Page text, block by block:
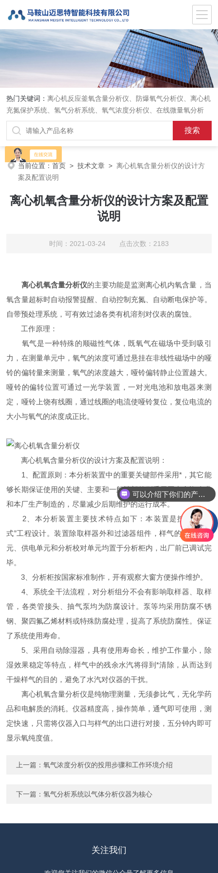
热门关键词：离心机反应釜氧含量分析仪、防爆氧气分析仪、离心机
充氮保护系统、氢气分析系统、氧气浓度分析仪、在线微量氧分析
仪、气体在线分析、在线氧含量分析仪、氧气氮气分析仪、
当前位置：首页 >技术文章 >离心机氧含量分析仪的设计方
案及配置说明
离心机氧含量分析仪的设计方案及配置
说明
时间：2021-03-24 点击次数：2183
离心机氧含量分析仪的主要功能是监测离心机内氧含量，当
氧含量超标时自动报警提醒、自动控制充氮、自动断电保护等。
自带预处理系统，可有效过滤各类有机溶剂对仪表的腐蚀。
工作原理：
氧气是一种特殊的顺磁性气体，既氧气在磁场中受到吸引
力，在测量单元中，氧气的浓度可通过悬挂在非线性磁场中的哑
铃的偏转量来测量，氧气的浓度越大，哑铃偏转静止位置越大。
哑铃的偏转位置可通过一光学装置，一对光电池和放电器来测
定，哑铃上饶有线圈，通过线圈的电流使哑铃复位，复位电流的
大小与氧气的浓度成正比。
离心机氧含量分析仪的设计方案及配置说明：
1、配置原则：本分析装置中的重要关键部件采用*，其它能
够长期保证使用的关键、主要和一般性部件则采用国内合资企业
和本厂生产制造的，尽量减少后期维护的运行成本。
2、本分析装置主要技术特点如下：本装置是按“交钥匙
式”工程设计。装置除取样器外和过滤器组件，样气的预处理单
元、供电单元和分析校对单元均置于分析柜内，出厂前已调试完
毕。
3、分析柜按国家标准制作，开有观察大窗方便操作维护。
4、系统全干法流程，对分析组分不会有影响取样器、取样
管，各类管接头、抽气泵均为防腐设计。泵等均采用防腐不锈
钢、聚四氟乙烯材料或特殊防腐处理，提高了系统防腐性。保证
了系统使用寿命。
5、采用自动除湿器，具有使用寿命长，维护工作量小，除
湿效果稳定等特点，样气中的残余水汽将得到*清除，从而达到
干燥样气的目的，避免了水汽对仪器的干扰。
离心机氧含量分析仪是纯物理测量，无须参比气，无化学药
品和电解质的消耗。仪器精度高，操作简单，通气即可使用，测
定快速，只需将仪器入口与样气的出口进行对接，五分钟内即可
显示氧纯度值。
上一篇：氧气浓度分析仪的投用步骤和工作环境介绍
下一篇：氢气分析系统以气体分析仪器为核心
关注我们
可以介绍下你们的产品么